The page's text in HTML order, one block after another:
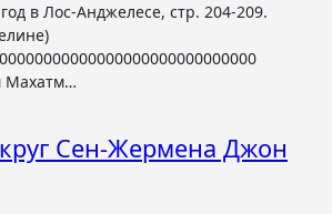
в Лос-Анджелесе, стр. 204-209.
Махатм…
Сен-Жермена Джон